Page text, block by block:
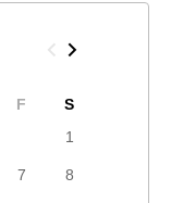
F
S
1
7 8